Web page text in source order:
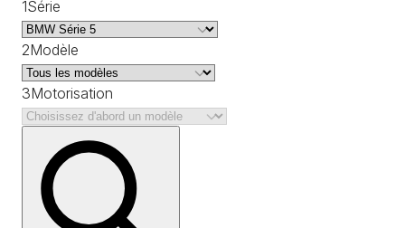
1Série
2Modèle
3Motorisation